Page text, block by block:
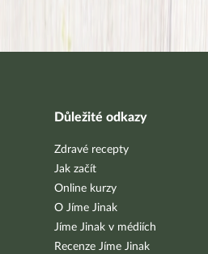
Důležité odkazy
Zdravé recepty
Jak začít
Online kurzy
O Jíme Jinak
Jíme Jinak v médiích
Recenze Jíme Jinak